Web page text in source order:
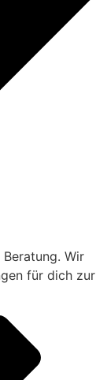
Wir
für dich zur